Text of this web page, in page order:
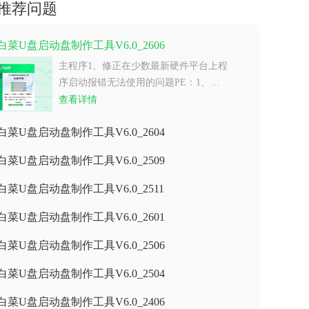
荐问题
菜U盘启动盘制作工具V6.0_2606
主程序1、修正在少数最新硬件平台上程
序启动报错无法使用的问题PE：1、…
查看详情
菜U盘启动盘制作工具V6.0_2604
菜U盘启动盘制作工具V6.0_2509
菜U盘启动盘制作工具V6.0_2511
菜U盘启动盘制作工具V6.0_2601
菜U盘启动盘制作工具V6.0_2506
菜U盘启动盘制作工具V6.0_2504
菜U盘启动盘制作工具V6.0_2406